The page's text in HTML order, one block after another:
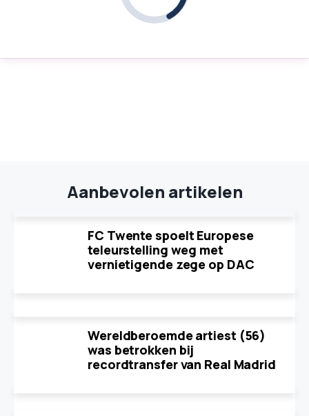
Aanbevolen artikelen
FC Twente spoelt Europese
teleurstelling weg met
vernietigende zege op DAC
Wereldberoemde artiest (56)
was betrokken bij
recordtransfer van Real Madrid